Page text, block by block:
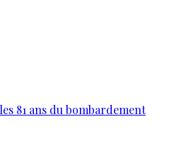
81 ans du bombardement